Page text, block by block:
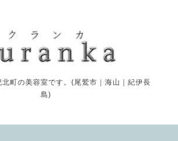
町の美容室です。(尾鷲市｜海山｜紀伊長
島)